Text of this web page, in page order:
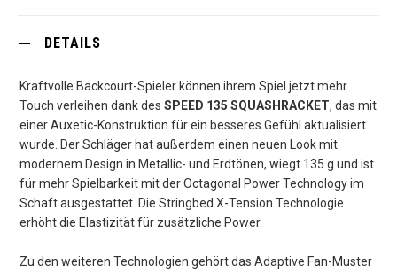
DETAILS
Kraftvolle Backcourt-Spieler können ihrem Spiel jetzt mehr
Touch verleihen dank des SPEED 135 SQUASHRACKET, das mit
einer Auxetic-Konstruktion für ein besseres Gefühl aktualisiert
wurde. Der Schläger hat außerdem einen neuen Look mit
modernem Design in Metallic- und Erdtönen, wiegt 135 g und ist
für mehr Spielbarkeit mit der Octagonal Power Technology im
Schaft ausgestattet. Die Stringbed X-Tension Technologie
erhöht die Elastizität für zusätzliche Power.
Zu den weiteren Technologien gehört das Adaptive Fan-Muster